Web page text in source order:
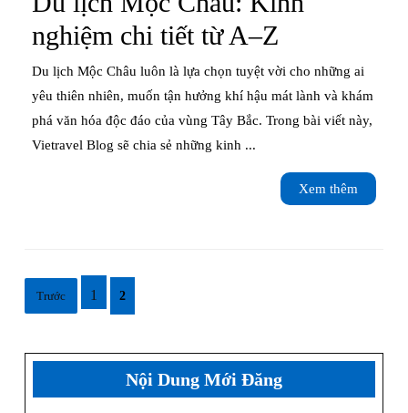
gì,
ở
nghiệm chi tiết từ A–Z
lịch
Mộc
Châu:
Kinh
nghiệm
Z
Du lịch Mộc Châu luôn là lựa chọn tuyệt vời cho những ai
yêu thiên nhiên, muốn tận hưởng khí hậu mát lành và khám
phá văn hóa độc đáo của vùng Tây Bắc. Trong bài viết này,
Vietravel Blog sẽ chia sẻ những kinh ...
Xem thêm
thêm
Phân
trang
Trước 1 2
Nội Dung Mới Đăng